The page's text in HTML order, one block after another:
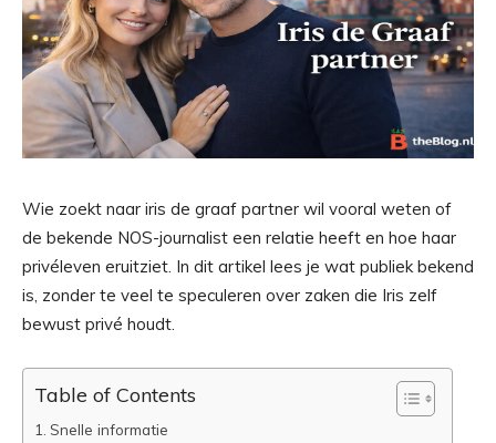
Wie zoekt naar iris de graaf partner wil vooral weten of
de bekende NOS-journalist een relatie heeft en hoe haar
privéleven eruitziet. In dit artikel lees je wat publiek bekend
is, zonder te veel te speculeren over zaken die Iris zelf
bewust privé houdt.
Table of Contents
Snelle informatie